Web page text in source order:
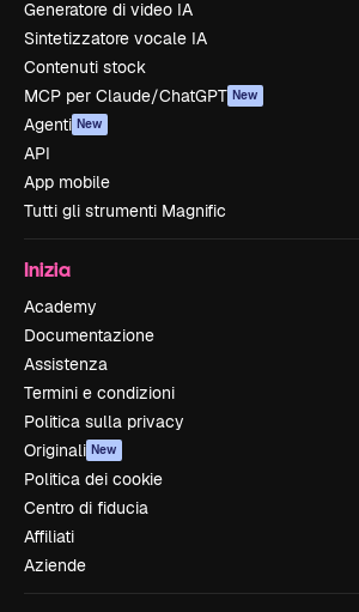
Generatore di video IA
Sintetizzatore vocale IA
Contenuti stock
MCP per Claude/ChatGPT New
Agenti New
API
App mobile
Tutti gli strumenti Magnific
Inizia
Academy
Documentazione
Assistenza
Termini e condizioni
Politica sulla privacy
Originali New
Politica dei cookie
Centro di fiducia
Affiliati
Aziende